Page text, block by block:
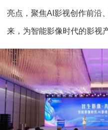
亮点，聚焦AI影视创作前沿
来，为智能影像时代的影视